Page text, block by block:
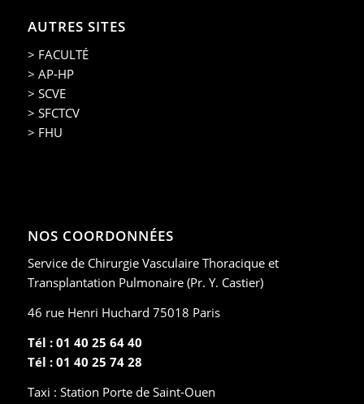
AUTRES SITES
> FACULTÉ
> AP-HP
> SCVE
> SFCTCV
> FHU
NOS COORDONNÉES
Service de Chirurgie Vasculaire Thoracique et
Transplantation Pulmonaire (Pr. Y. Castier)
46 rue Henri Huchard 75018 Paris
Tél : 01 40 25 64 40
Tél : 01 40 25 74 28
Taxi : Station Porte de Saint-Ouen